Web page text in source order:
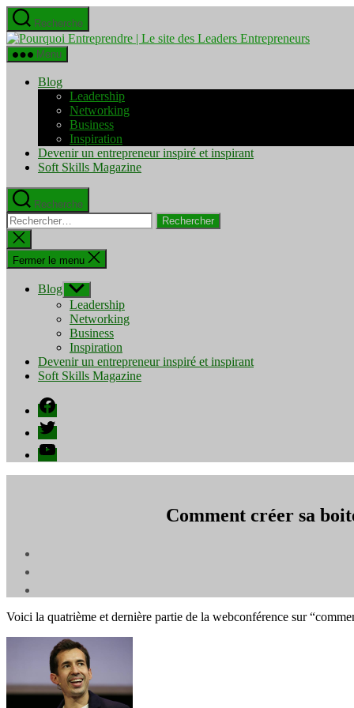
Aller
au
contenu
Recherche
Pourquoi
Menu
Blog
Leadership
Networking
Business
Inspiration
Devenir un entrepreneur inspiré et inspirant
Soft Skills Magazine
Recherche
Rechercher :
Fermer
la
recherche
Fermer le menu
Blog Afficher
le
sous-
menu
Leadership
Networking
Business
Inspiration
Devenir un entrepreneur inspiré et inspirant
Soft Skills Magazine
Facebook
Twitter
YouTube
Comment créer sa
Voici la quatrième et dernière partie de la webconférence sur